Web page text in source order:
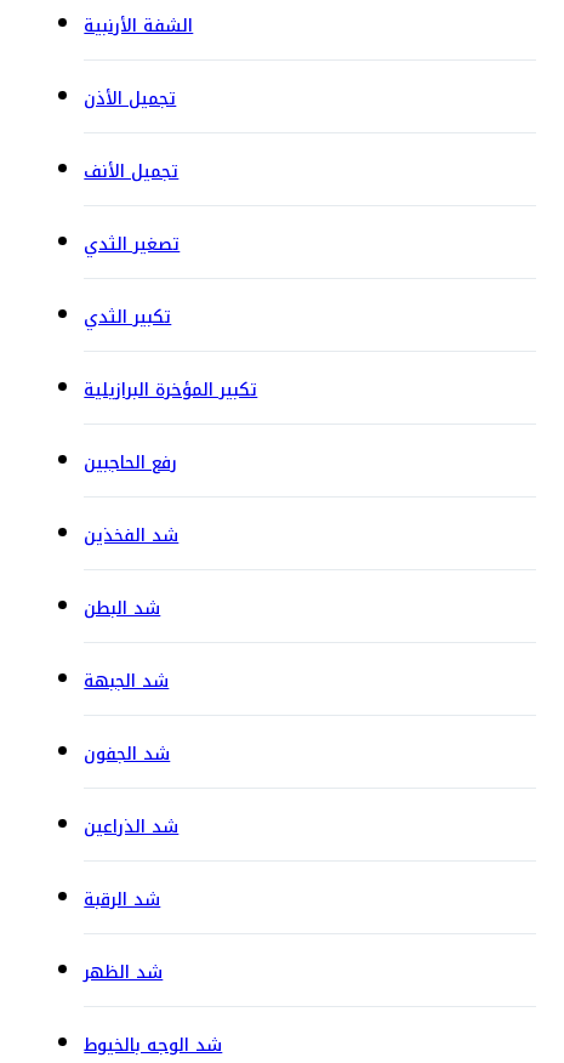
الشفة الأرنبية
تجميل الأذن
تجميل الأنف
تصغير الثدي
تكبير الثدي
تكبير المؤخرة البرازيلية
رفع الحاجبين
شد الفخذين
شد البطن
شد الجبهة
شد الجفون
شد الذراعين
شد الرقبة
شد الظهر
شد الوجه بالخيوط